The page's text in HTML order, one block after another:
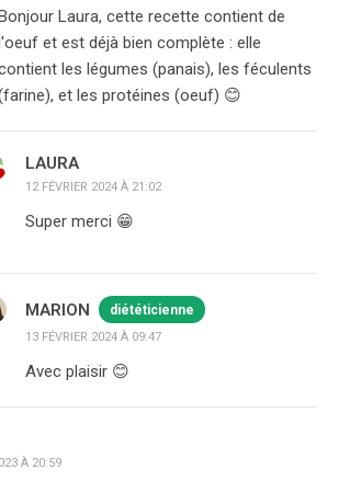
Laura, cette recette contient de
et est déjà bien complète : elle
les légumes (panais), les féculents
et les protéines (oeuf) 😊
LAURA
12 FÉVRIER 2024 À 21:02
Super merci 😁
MARION diététicienne
13 FÉVRIER 2024 À 09:47
Avec plaisir 😊
À 20:59